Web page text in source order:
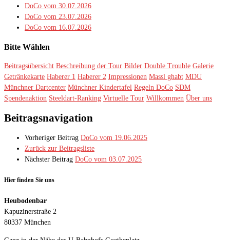
DoCo vom 30.07.2026
DoCo vom 23.07.2026
DoCo vom 16.07.2026
Bitte Wählen
Beitragsübersicht Beschreibung der Tour Bilder Double Trouble Galerie
Getränkekarte Haberer 1 Haberer 2 Impressionen Massl ghabt MDU
Münchner Dartcenter Münchner Kindertafel Regeln DoCo SDM
Spendenaktion Steeldart-Ranking Virtuelle Tour Willkommen Über uns
Beitragsnavigation
Vorheriger Beitrag DoCo vom 19.06.2025
Zurück zur Beitragsliste
Nächster Beitrag DoCo vom 03.07.2025
Hier finden Sie uns
Heubodenbar
Kapuzinerstraße 2
80337 München